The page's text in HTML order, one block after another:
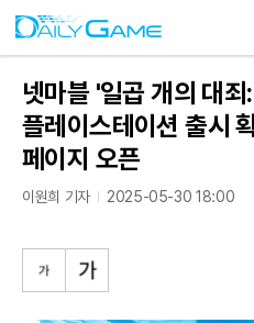
넷마블 '일곱 개의 대죄
플레이스테이션 출시
페이지 오픈
이원희 기자 2025-05-30 18:00